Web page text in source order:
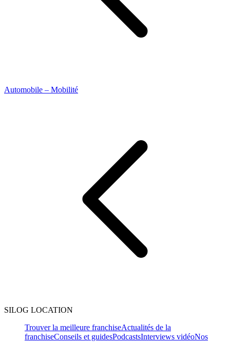
Automobile – Mobilité
SILOG LOCATION
Trouver la meilleure franchiseActualités de la
franchiseConseils et guidesPodcastsInterviews vidéoNos